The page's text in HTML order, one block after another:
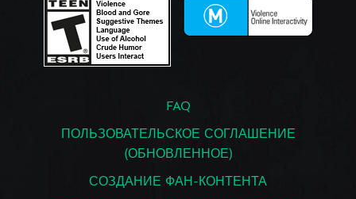
FAQ
ПОЛЬЗОВАТЕЛЬСКОЕ СОГЛАШЕНИЕ
(ОБНОВЛЕННОЕ)
СОЗДАНИЕ ФАН-КОНТЕНТА